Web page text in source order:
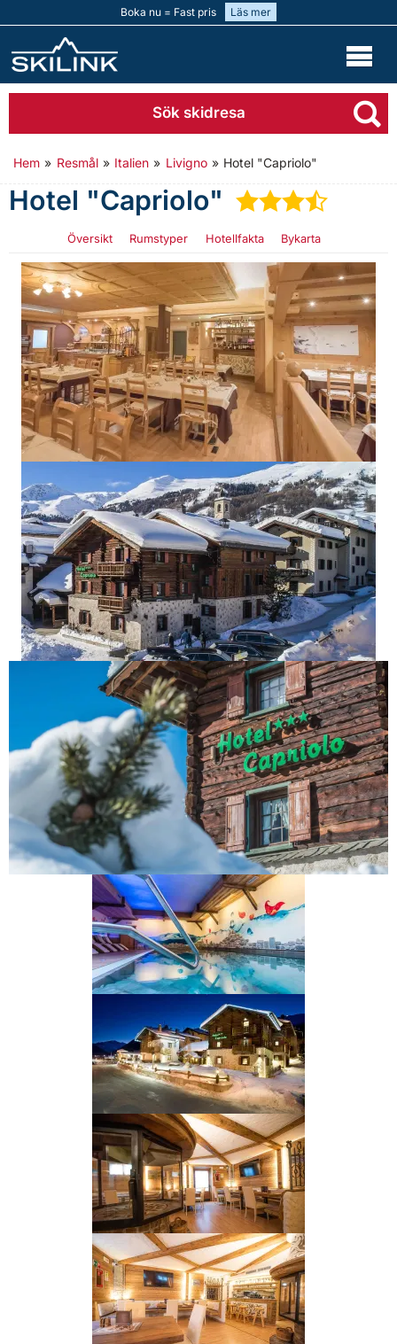
Boka nu = Fast pris Läs mer
Sök skidresa
Hem » Resmål » Italien » Livigno » Hotel "Capriolo"
Hotel "Capriolo" ★★★½
Översikt Rumstyper Hotellfakta Bykarta